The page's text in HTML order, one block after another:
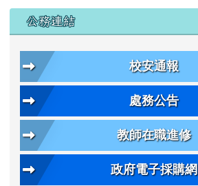
公務連結
校安通報
處務公告
教師在職進修
政府電子採購網